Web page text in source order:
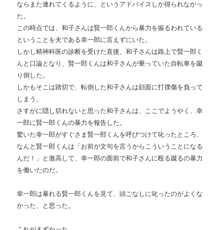
ならまた連れてくるように、というアドバイスしか得られなかっ
た。
この時点では、和子さんは賢一郎くんから暴力を振るわれている
ということを夫である幸一郎に言えずにいた。
しかし精神科医の診断を受けた直後、和子さんは路上で賢一郎く
んと口論となり、賢一郎くんは和子さんが乗っていた自転車を蹴
り倒した。
しかもそこは踏切で、転倒した和子さんは顔面に打撲傷を負って
しまう。
さすがに隠し切れないと思った和子さんは、ここでようやく、幸
一郎に賢一郎くんの暴力を報告した。
驚いた幸一郎がすぐさま賢一郎くんを呼びつけて叱ったところ、
なんと賢一郎くんは「お前が文句を言うからこういうことになる
んだ！」と激高して、幸一郎の面前で和子さんに殴る蹴るの暴力
を働いたのだ。
幸一郎は暴れる賢一郎くんを見て、頭ごなしに叱ったのがよくな
かった、と思った。